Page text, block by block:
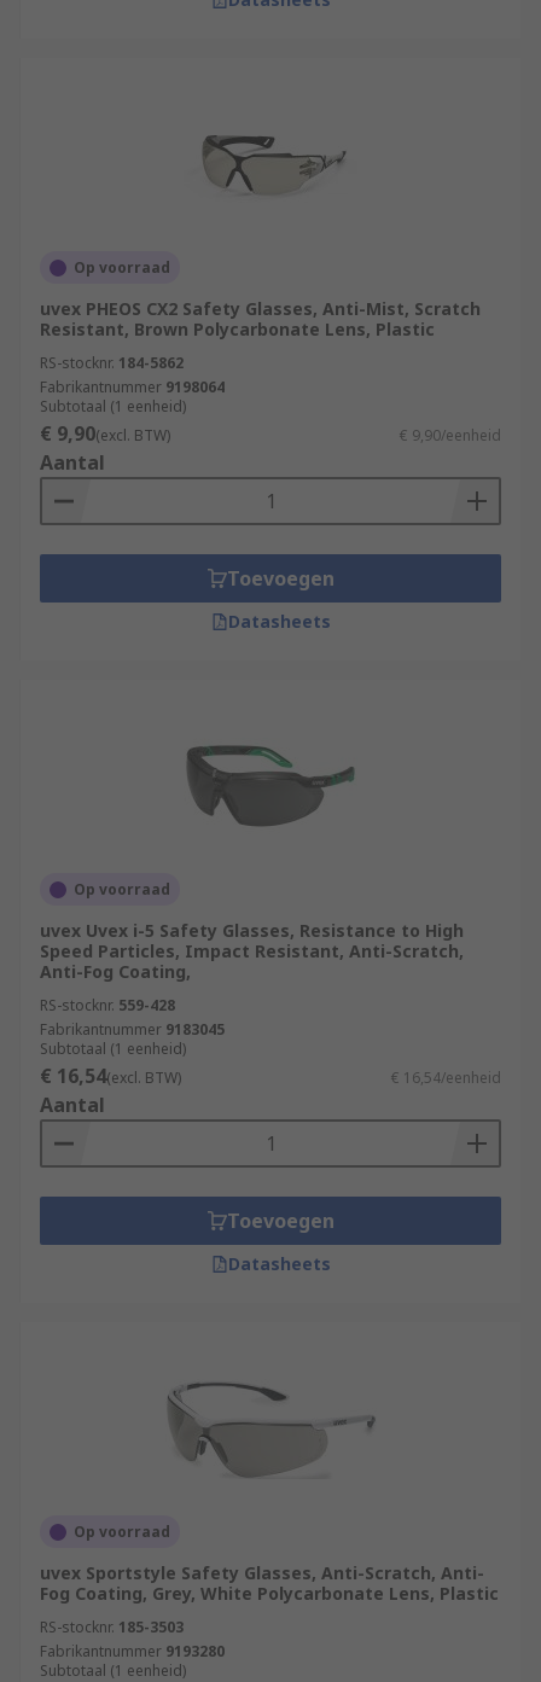
Op voorraad
uvex PHEOS CX2 Safety Glasses, Anti-Mist, Scratch
Resistant, Brown Polycarbonate Lens, Plastic
RS-stocknr. 184-5862
Fabrikantnummer 9198064
Subtotaal (1 eenheid)
€ 9,90(excl. BTW) € 9,90/eenheid
Aantal
Toevoegen
Datasheets
Op voorraad
uvex Uvex i-5 Safety Glasses, Resistance to High
Speed Particles, Impact Resistant, Anti-Scratch,
Anti-Fog Coating,
RS-stocknr. 559-428
Fabrikantnummer 9183045
Subtotaal (1 eenheid)
€ 16,54(excl. BTW) € 16,54/eenheid
Aantal
Toevoegen
Datasheets
Op voorraad
uvex Sportstyle Safety Glasses, Anti-Scratch, Anti-
Fog Coating, Grey, White Polycarbonate Lens, Plastic
RS-stocknr. 185-3503
Fabrikantnummer 9193280
Subtotaal (1 eenheid)